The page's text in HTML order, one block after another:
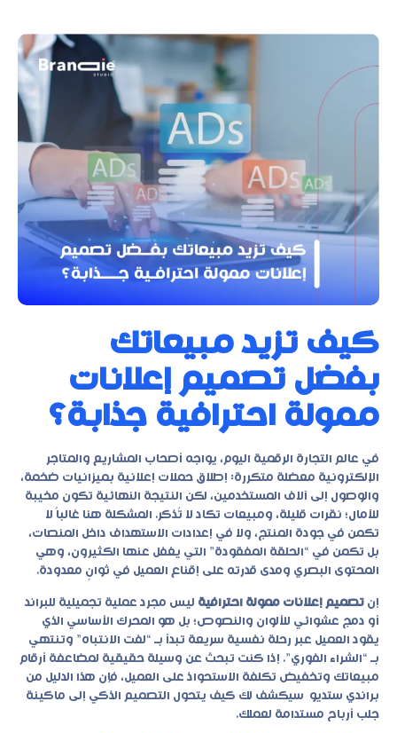
كيف تزيد مبيعاتك
بفضل تصميم إعلانات
ممولة احترافية جذابة؟
في عالم التجارة الرقمية اليوم، يواجه أصحاب المشاريع والمتاجر
الإلكترونية معضلة متكررة: إطلاق حملات إعلانية بميزانيات ضخمة،
والوصول إلى آلاف المستخدمين، لكن النتيجة النهائية تكون مخيبة
للآمال؛ نقرات قليلة، ومبيعات تكاد لا تُذكر. المشكلة هنا غالباً لا
تكمن في جودة المنتج، ولا في إعدادات الاستهداف داخل المنصات،
بل تكمن في “الحلقة المفقودة” التي يغفل عنها الكثيرون، وهي
المحتوى البصري ومدى قدرته على إقناع العميل في ثوانٍ معدودة.
إن تصميم إعلانات ممولة احترافية ليس مجرد عملية تجميلية للبراند
أو دمج عشوائي للألوان والنصوص؛ بل هو المحرك الأساسي الذي
يقود العميل عبر رحلة نفسية سريعة تبدأ بـ “لفت الانتباه” وتنتهي
بـ “الشراء الفوري”. إذا كنت تبحث عن وسيلة حقيقية لمضاعفة أرقام
مبيعاتك وتخفيض تكلفة الاستحواذ على العميل، فإن هذا الدليل من
براندي ستديو سيكشف لك كيف يتحول التصميم الذكي إلى ماكينة
جلب أرباح مستدامة لعملك.